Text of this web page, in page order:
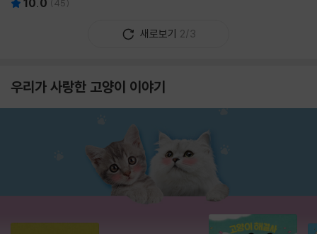
10.0 (45)
새로보기 2/3
우리가 사랑한 고양이 이야기